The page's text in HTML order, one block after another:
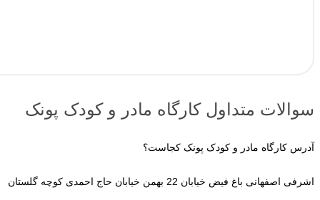
سوالات متداول کارگاه مادر و کودک پونک
آدرس کارگاه مادر و کودک پونک کجاست؟
اشرفی اصفهانی باغ فیض خیابان 22 بهمن خیابان حاج احمدی کوچه گلستان